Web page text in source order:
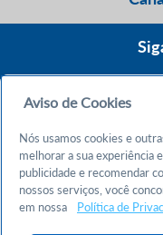
Aviso de Cookies
Nós usamos cookies e
melhorar a sua experiência
publicidade e recomendar
nossos serviços, você
em nossa
Política de